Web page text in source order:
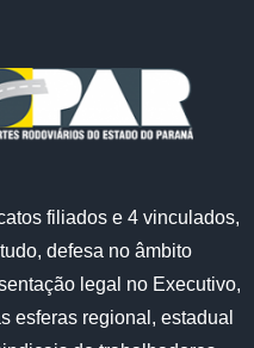
filiados e 4 vinculados,
defesa no âmbito
legal no Executivo,
esferas regional, estadual